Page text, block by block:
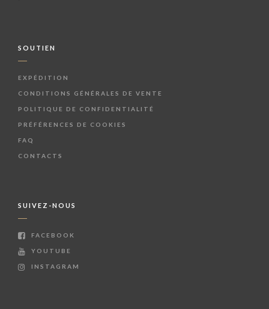
SOUTIEN
EXPÉDITION
CONDITIONS GÉNÉRALES DE VENTE
POLITIQUE DE CONFIDENTIALITÉ
PRÉFÉRENCES DE COOKIES
FAQ
CONTACTS
SUIVEZ-NOUS
FACEBOOK
YOUTUBE
INSTAGRAM